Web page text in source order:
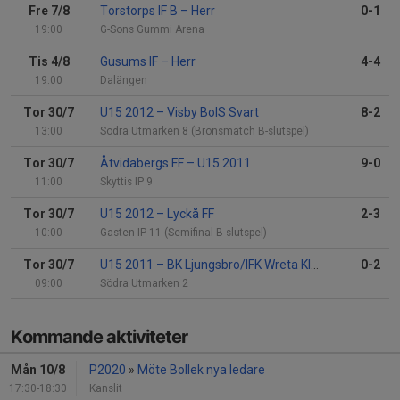
Fre 7/8
19:00
Torstorps IF B – Herr
G-Sons Gummi Arena
0-1
Tis 4/8
19:00
Gusums IF – Herr
Dalängen
4-4
Tor 30/7
13:00
U15 2012 – Visby BoIS Svart
Södra Utmarken 8 (Bronsmatch B-slutspel)
8-2
Tor 30/7
11:00
Åtvidabergs FF – U15 2011
Skyttis IP 9
9-0
Tor 30/7
10:00
U15 2012 – Lyckå FF
Gasten IP 11 (Semifinal B-slutspel)
2-3
Tor 30/7
09:00
U15 2011 – BK Ljungsbro/IFK Wreta Kloster
Södra Utmarken 2
0-2
Kommande aktiviteter
Mån 10/8
17:30-18:30
P2020 » Möte Bollek nya ledare
Kanslit